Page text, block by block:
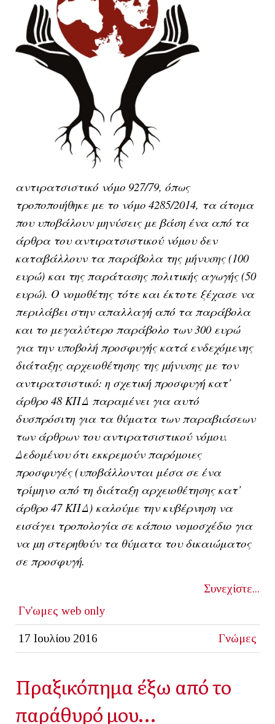
αντιρατσιστικό νόμο 927/79, όπως
τροποποιήθηκε με το νόμο 4285/2014, τα άτομα
που υποβάλουν μηνύσεις με βάση ένα από τα
άρθρα του αντιρατσιστικού νόμου δεν
καταβάλλουν τα παράβολα της μήνυσης (100
ευρώ) και της παράτασης πολιτικής αγωγής (50
ευρώ). Ο νομοθέτης τότε και έκτοτε ξέχασε να
περιλάβει στην απαλλαγή από τα παράβολα
και το μεγαλύτερο παράβολο των 300 ευρώ
για την υποβολή προσφυγής κατά ενδεχόμενης
διάταξης αρχειοθέτησης της μήνυσης με τον
αντιρατσιστικό: η σχετική προσφυγή κατ’
άρθρο 48 ΚΠΔ παραμένει για αυτό
δυσπρόσιτη για τα θύματα των παραβιάσεων
των άρθρων του αντιρατσιστικού νόμου.
Δεδομένου ότι εκκρεμούν παρόμοιες
προσφυγές (υποβάλλονται μέσα σε ένα
τρίμηνο από τη διάταξη αρχειοθέτησης κατ’
άρθρο 47 ΚΠΔ) καλούμε την κυβέρνηση να
εισάγει τροπολογία σε κάποιο νομοσχέδιο για
να μη στερηθούν τα θύματα του δικαιώματος
σε προσφυγή.
Συνεχίστε...
Γν'ωμες web only
17 Ιουλίου 2016 Γνώμες
Πραξικόπημα έξω από το
παράθυρό μου…